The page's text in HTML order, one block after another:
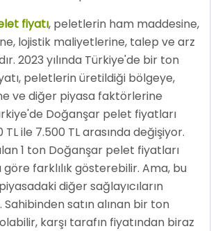
fiyatı, peletlerin ham maddesine,
lojistik maliyetlerine, talep ve arz
2023 yılında Türkiye'de bir ton
peletlerin üretildiği bölgeye,
ve diğer piyasa faktörlerine
Doğanşar pelet fiyatları
ile 7.500 TL arasında değişiyor.
1 ton Doğanşar pelet fiyatları
farklılık gösterebilir. Ama, bu
diğer sağlayıcıların
satın alınan bir ton
karşı tarafın fiyatından biraz